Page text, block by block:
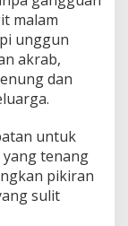
malam
unggun
akrab,
dan
untuk
yang tenang
pikiran
sulit